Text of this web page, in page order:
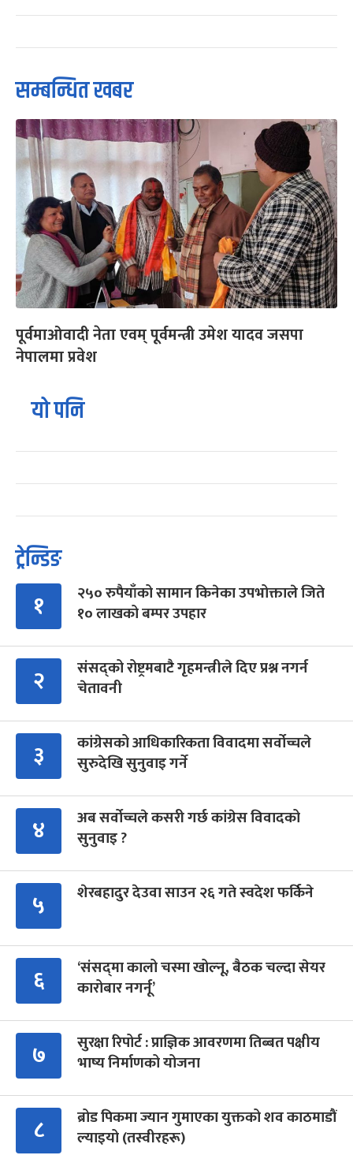
सम्बन्धित खबर
पूर्वमाओवादी नेता एवम् पूर्वमन्त्री उमेश यादव जसपा
नेपालमा प्रवेश
यो पनि
ट्रेन्डिङ
१
२५० रुपैयाँको सामान किनेका उपभोक्ताले जिते
१० लाखको बम्पर उपहार
२
संसद्को रोष्ट्रमबाटै गृहमन्त्रीले दिए प्रश्न नगर्न
चेतावनी
३
कांग्रेसको आधिकारिकता विवादमा सर्वोच्चले
सुरुदेखि सुनुवाइ गर्ने
४
अब सर्वोच्चले कसरी गर्छ कांग्रेस विवादको
सुनुवाइ ?
५ शेरबहादुर देउवा साउन २६ गते स्वदेश फर्किने
६
‘संसद्‍मा कालो चस्मा खोल्नू, बैठक चल्दा सेयर
कारोबार नगर्नू’
७
सुरक्षा रिपोर्ट : प्राज्ञिक आवरणमा तिब्बत पक्षीय
भाष्य निर्माणको योजना
८
ब्रोड पिकमा ज्यान गुमाएका युक्तको शव काठमाडौं
ल्याइयो (तस्वीरहरू)